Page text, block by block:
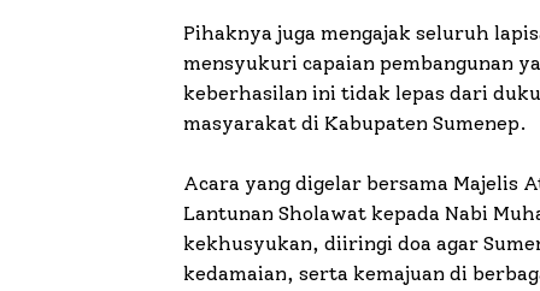
Pihaknya juga mengajak seluruh
mensyukuri capaian pembangunan
keberhasilan ini tidak lepas dari
masyarakat di Kabupaten Sumenep.
Acara yang digelar bersama Majelis
Lantunan Sholawat kepada Nabi
kekhusyukan, diiringi doa agar
kedamaian, serta kemajuan di